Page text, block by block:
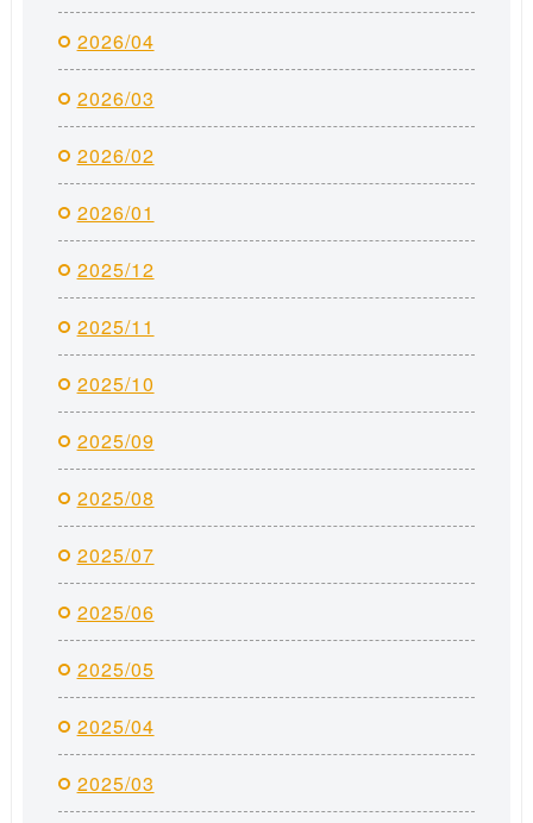
2026/04
2026/03
2026/02
2026/01
2025/12
2025/11
2025/10
2025/09
2025/08
2025/07
2025/06
2025/05
2025/04
2025/03